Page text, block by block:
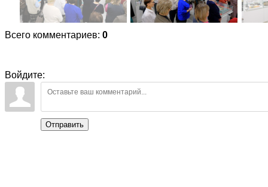
Всего комментариев: 0
Войдите:
Отправить